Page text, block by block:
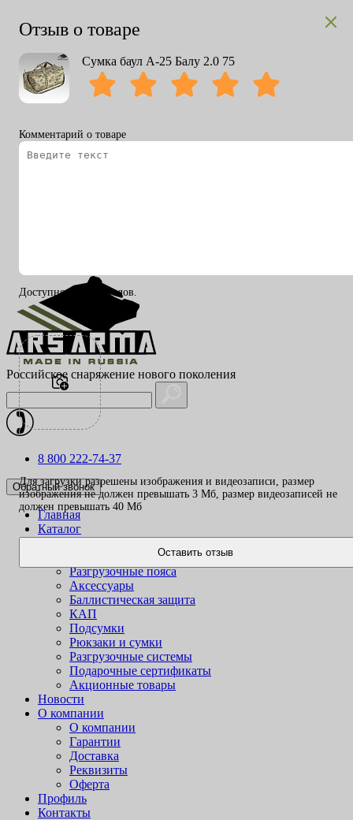
Российское снаряжение нового поколения
8 800 222-74-37
Обратный звонок
Главная
Каталог
Разгрузочные пояса
Аксессуары
Баллистическая защита
КАП
Подсумки
Рюкзаки и сумки
Разгрузочные системы
Подарочные сертификаты
Акционные товары
Новости
О компании
О компании
Гарантии
Доставка
Реквизиты
Оферта
Профиль
Контакты
Отзыв о товаре
Сумка баул А-25 Балу 2.0 75
Комментарий о товаре
Доступно 200 символов.
Для загрузки разрешены изображения и видеозаписи, размер
изображения не должен превышать 3 Mб, размер видеозаписей не
должен превышать 40 Mб
Оставить отзыв